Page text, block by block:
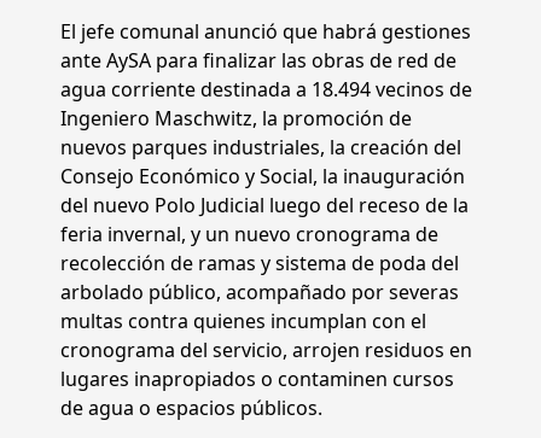
El jefe comunal anunció que habrá gestiones
ante AySA para finalizar las obras de red de
agua corriente destinada a 18.494 vecinos de
Ingeniero Maschwitz, la promoción de
nuevos parques industriales, la creación del
Consejo Económico y Social, la inauguración
del nuevo Polo Judicial luego del receso de la
feria invernal, y un nuevo cronograma de
recolección de ramas y sistema de poda del
arbolado público, acompañado por severas
multas contra quienes incumplan con el
cronograma del servicio, arrojen residuos en
lugares inapropiados o contaminen cursos
de agua o espacios públicos.